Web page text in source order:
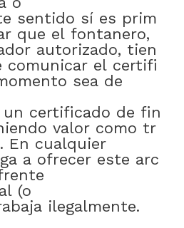
sentido sí es prim
que el fontanero,
autorizado, tien
comunicar el certifi
sea de
un certificado de fin
valor como tr
. En cualquier
a ofrecer este arc
(o
ilegalmente.